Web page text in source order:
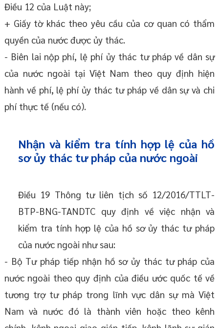
Điều 12 của Luật này;
+ Giấy tờ khác theo yêu cầu của cơ quan có thẩm
quyền của nước được ủy thác.
- Biên lai nộp phí, lệ phí ủy thác tư pháp về dân sự
của nước ngoài tại Việt Nam theo quy định hiện
hành về phí, lệ phí ủy thác tư pháp về dân sự và chi
phí thực tế (nếu có).
Nhận và kiểm tra tính hợp lệ của hồ
sơ ủy thác tư pháp của nước ngoài
Điều 19 Thông tư liên tịch số 12/2016/TTLT-
BTP-BNG-TANDTC quy định về việc nhận và
kiểm tra tính hợp lệ của hồ sơ ủy thác tư pháp
của nước ngoài như sau:
- Bộ Tư pháp tiếp nhận hồ sơ ủy thác tư pháp của
nước ngoài theo quy định của điều ước quốc tế về
tương trợ tư pháp trong lĩnh vực dân sự mà Việt
Nam và nước đó là thành viên hoặc theo kênh